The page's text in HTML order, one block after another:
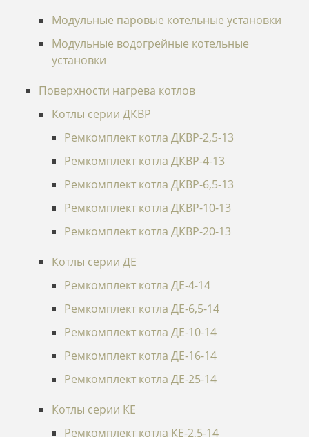
Модульные паровые котельные установки
Модульные водогрейные котельные
установки
Поверхности нагрева котлов
Котлы серии ДКВР
Ремкомплект котла ДКВР-2,5-13
Ремкомплект котла ДКВР-4-13
Ремкомплект котла ДКВР-6,5-13
Ремкомплект котла ДКВР-10-13
Ремкомплект котла ДКВР-20-13
Котлы серии ДЕ
Ремкомплект котла ДЕ-4-14
Ремкомплект котла ДЕ-6,5-14
Ремкомплект котла ДЕ-10-14
Ремкомплект котла ДЕ-16-14
Ремкомплект котла ДЕ-25-14
Котлы серии КЕ
Ремкомплект котла КЕ-2,5-14